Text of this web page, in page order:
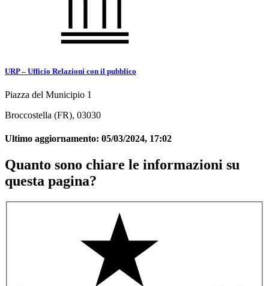
URP – Ufficio Relazioni con il pubblico
Piazza del Municipio 1
Broccostella (FR), 03030
Ultimo aggiornamento: 05/03/2024, 17:02
Quanto sono chiare le informazioni su
questa pagina?